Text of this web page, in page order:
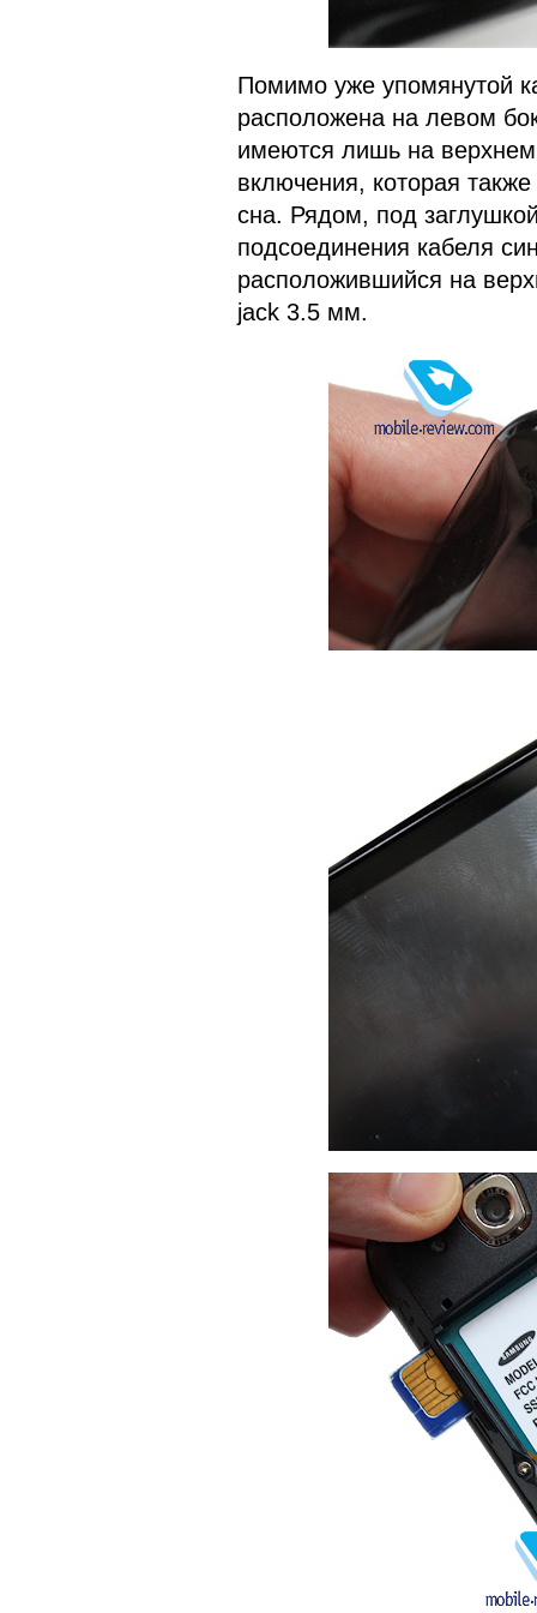
Помимо уже упомянутой
расположена на левом
имеются лишь на
включения, которая
сна. Рядом, под
подсоединения кабеля
расположившийся на
jack 3.5 мм.